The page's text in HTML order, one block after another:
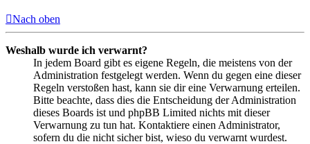
Nach oben
Weshalb wurde ich verwarnt?
In jedem Board gibt es eigene Regeln, die meistens von der
Administration festgelegt werden. Wenn du gegen eine dieser
Regeln verstoßen hast, kann sie dir eine Verwarnung erteilen.
Bitte beachte, dass dies die Entscheidung der Administration
dieses Boards ist und phpBB Limited nichts mit dieser
Verwarnung zu tun hat. Kontaktiere einen Administrator,
sofern du die nicht sicher bist, wieso du verwarnt wurdest.